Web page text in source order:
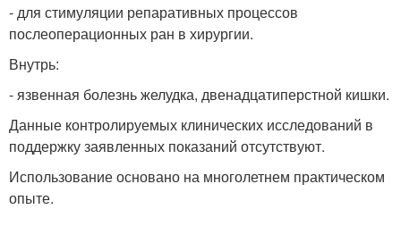
- для стимуляции репаративных процессов
послеоперационных ран в хирургии.
Внутрь:
- язвенная болезнь желудка, двенадцатиперстной кишки.
Данные контролируемых клинических исследований в
поддержку заявленных показаний отсутствуют.
Использование основано на многолетнем практическом
опыте.